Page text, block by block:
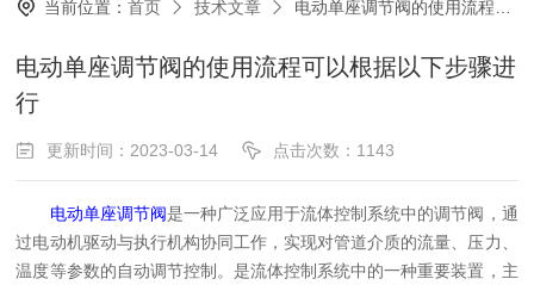
当前位置：首页 技术文章 电动单座调节阀的使用流程可以根据以下步骤进行
电动单座调节阀的使用流程可以根据以下步骤进
行
更新时间：2023-03-14 点击次数：1143
电动单座调节阀是一种广泛应用于流体控制系统中的调节阀，通
过电动机驱动与执行机构协同工作，实现对管道介质的流量、压力、
温度等参数的自动调节控制。是流体控制系统中的一种重要装置，主